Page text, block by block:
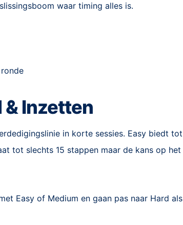
waar timing alles is.
& Inzetten
in korte sessies. Easy biedt tot
tot slechts 15 stappen maar de kans op het
Easy of Medium en gaan pas naar Hard als